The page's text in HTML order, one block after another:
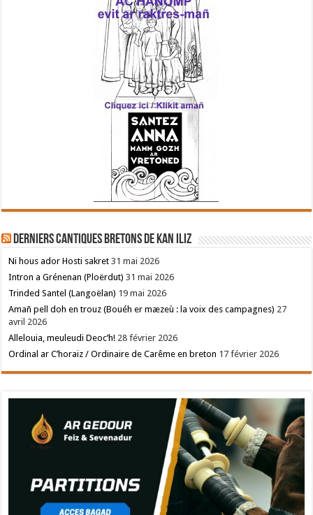
Derniers cantiques bretons de Kan Iliz
Ni hous ador Hosti sakret 31 mai 2026
Intron a Grénenan (Ploërdut) 31 mai 2026
Trinded Santel (Langoëlan) 19 mai 2026
Amañ pell doh en trouz (Bouéh er mæzeù : la voix des campagnes) 27
avril 2026
Allelouia, meuleudi Deoc’h! 28 février 2026
Ordinal ar C’horaiz / Ordinaire de Carême en breton 17 février 2026